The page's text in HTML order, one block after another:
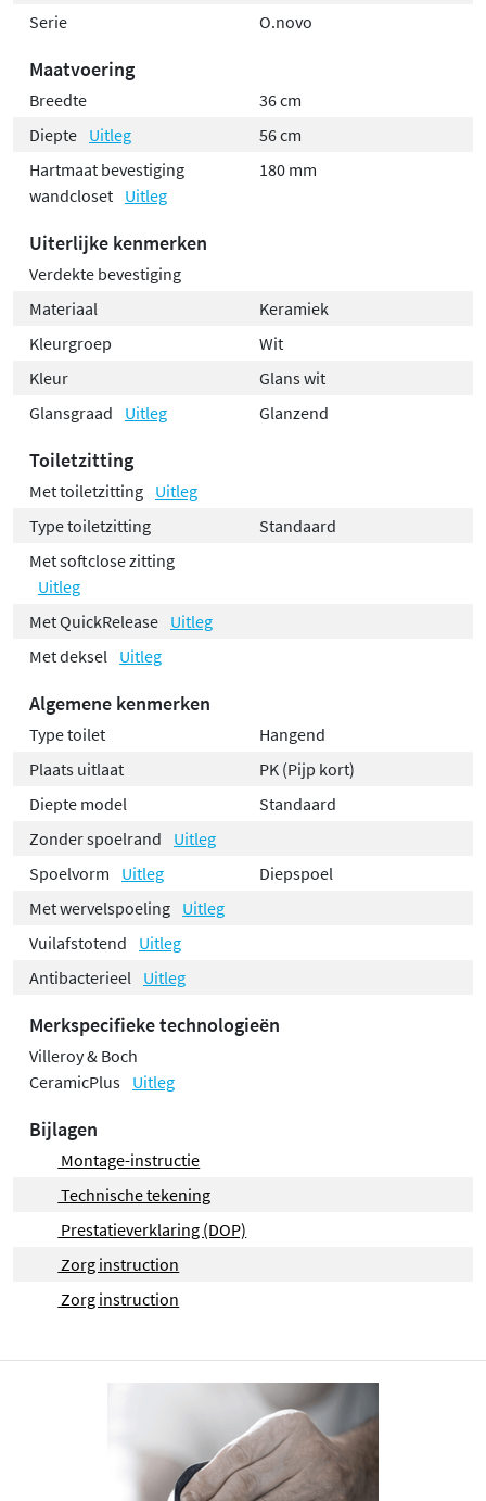
Serie
O.novo
Maatvoering
Breedte
36 cm
Diepte Uitleg
56 cm
Hartmaat bevestiging
wandcloset Uitleg
180 mm
Uiterlijke kenmerken
Verdekte bevestiging
Materiaal
Keramiek
Kleurgroep
Wit
Kleur
Glans wit
Glansgraad
Uitleg Glanzend
Toiletzitting
Met toiletzitting Uitleg
Type toiletzitting
Standaard
Met softclose zitting
Uitleg
Met QuickRelease Uitleg
Met deksel
Uitleg
Algemene kenmerken
Type toilet
Hangend
Plaats uitlaat
PK (Pijp kort)
Diepte model
Standaard
Zonder spoelrand
Uitleg
Spoelvorm
Uitleg
Diepspoel
Met wervelspoeling Uitleg
Vuilafstotend
Uitleg
Antibacterieel
Uitleg
Merkspecifieke technologieën
Villeroy & Boch
CeramicPlus Uitleg
Bijlagen
Montage-instructie
Technische tekening
Prestatieverklaring (DOP)
Zorg instruction
Zorg instruction